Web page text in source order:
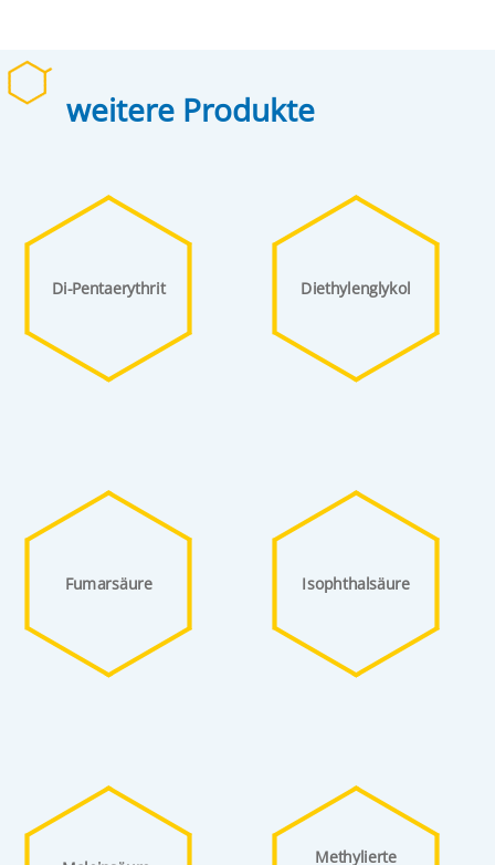
weitere Produkte
Di-Pentaerythrit Diethylenglykol
Fumarsäure Isophthalsäure
Methylierte